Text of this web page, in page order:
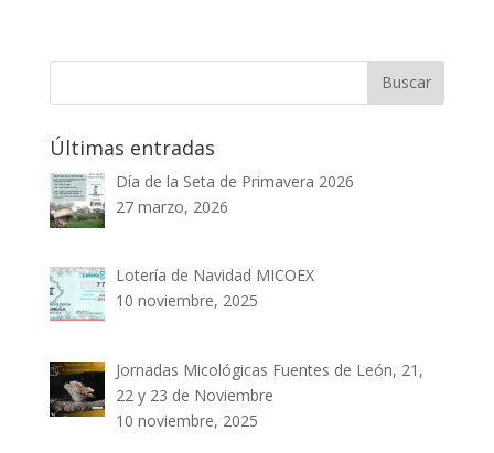
Últimas entradas
Día de la Seta de Primavera 2026
27 marzo, 2026
Lotería de Navidad MICOEX
10 noviembre, 2025
Jornadas Micológicas Fuentes de León, 21,
22 y 23 de Noviembre
10 noviembre, 2025